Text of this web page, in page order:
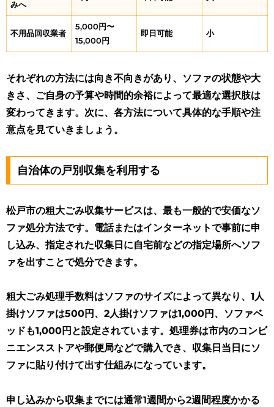
みへ
不用品回収業者
5,000円〜
15,000円
即日可能 小
それぞれの方法には向き不向きがあり、ソファの状態や大
きさ、ご自身の予算や時間的余裕によって最適な選択肢は
変わってきます。次に、各方法について具体的な手順や注
意点を見ていきましょう。
自治体の戸別収集を利用する
松戸市の粗大ごみ収集サービスは、最も一般的で安価なソ
ファ処分方法です。電話またはインターネットで事前に申
し込み、指定された収集日に自宅前などの指定場所へソフ
ァを出すことで処分できます。
粗大ごみ処理手数料はソファのサイズによって異なり、1人
掛けソファは500円、2人掛けソファは1,000円、ソファベ
ッドも1,000円と設定されています。処理券は市内のコンビ
ニエンスストアや郵便局などで購入でき、収集日当日にソ
ファに貼り付けて出す仕組みになっています。
申し込みから収集までには通常1週間から2週間程度かかる